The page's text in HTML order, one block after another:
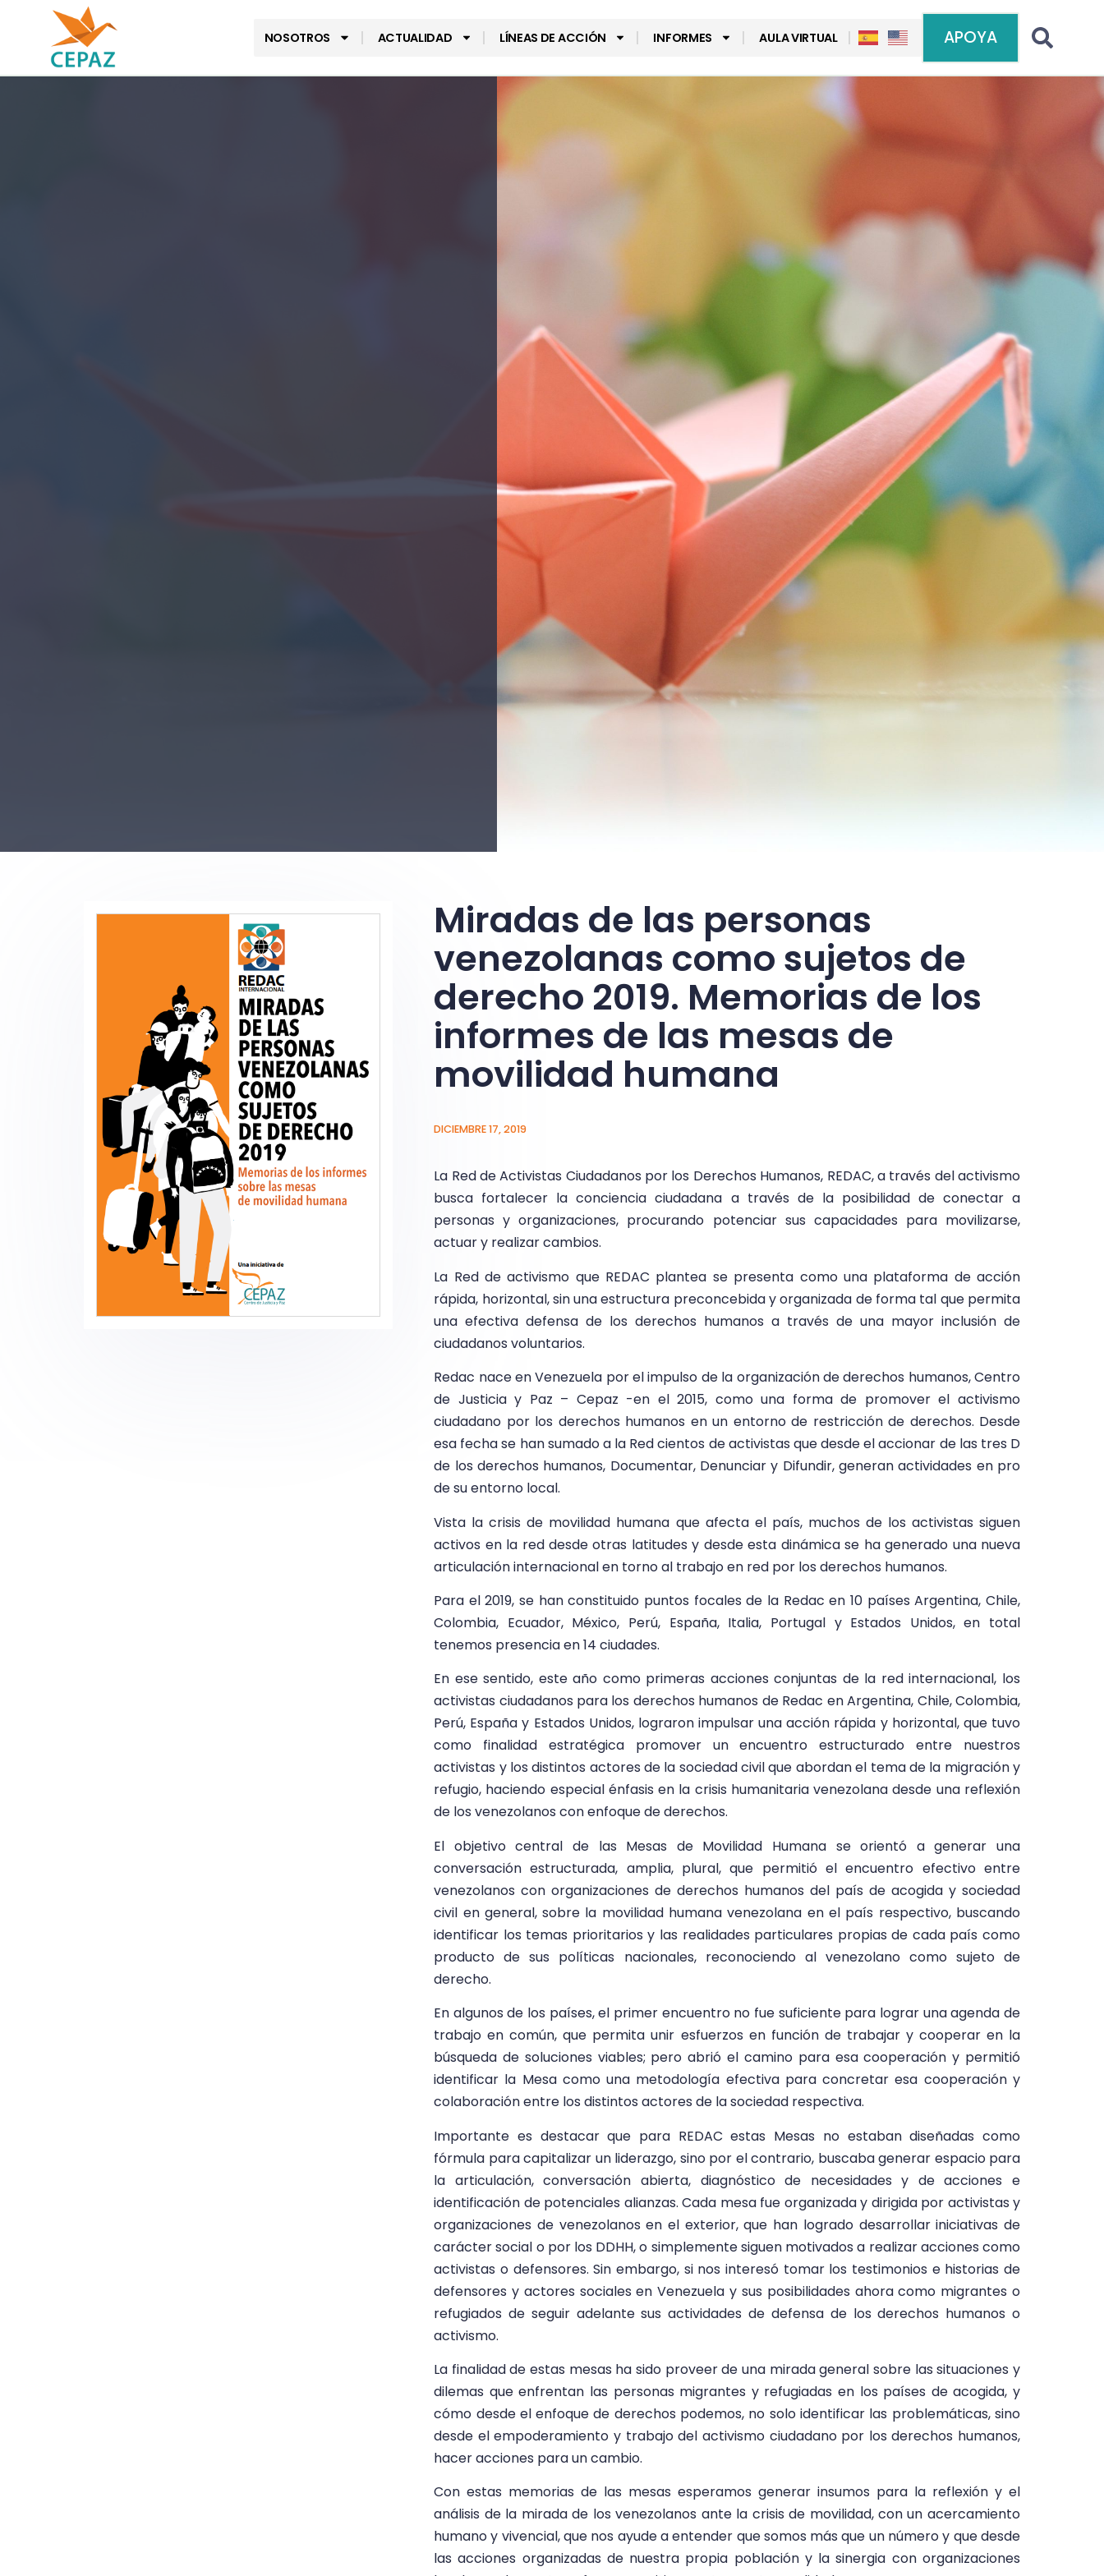
NOSOTROS ACTUALIDAD LÍNEAS DE ACCIÓN INFORMES AULA VIRTUAL APOYA
Miradas de las personas
venezolanas como sujetos de
derecho 2019. Memorias de los
informes de las mesas de
movilidad humana
DICIEMBRE 17, 2019
La Red de Activistas Ciudadanos por los Derechos Humanos, REDAC, a través del activismo
busca fortalecer la conciencia ciudadana a través de la posibilidad de conectar a
personas y organizaciones, procurando potenciar sus capacidades para movilizarse,
actuar y realizar cambios.
La Red de activismo que REDAC plantea se presenta como una plataforma de acción
rápida, horizontal, sin una estructura preconcebida y organizada de forma tal que permita
una efectiva defensa de los derechos humanos a través de una mayor inclusión de
ciudadanos voluntarios.
Redac nace en Venezuela por el impulso de la organización de derechos humanos, Centro
de Justicia y Paz – Cepaz -en el 2015, como una forma de promover el activismo
ciudadano por los derechos humanos en un entorno de restricción de derechos. Desde
esa fecha se han sumado a la Red cientos de activistas que desde el accionar de las tres D
de los derechos humanos, Documentar, Denunciar y Difundir, generan actividades en pro
de su entorno local.
Vista la crisis de movilidad humana que afecta el país, muchos de los activistas siguen
activos en la red desde otras latitudes y desde esta dinámica se ha generado una nueva
articulación internacional en torno al trabajo en red por los derechos humanos.
Para el 2019, se han constituido puntos focales de la Redac en 10 países Argentina, Chile,
Colombia, Ecuador, México, Perú, España, Italia, Portugal y Estados Unidos, en total
tenemos presencia en 14 ciudades.
En ese sentido, este año como primeras acciones conjuntas de la red internacional, los
activistas ciudadanos para los derechos humanos de Redac en Argentina, Chile, Colombia,
Perú, España y Estados Unidos, lograron impulsar una acción rápida y horizontal, que tuvo
como finalidad estratégica promover un encuentro estructurado entre nuestros
activistas y los distintos actores de la sociedad civil que abordan el tema de la migración y
refugio, haciendo especial énfasis en la crisis humanitaria venezolana desde una reflexión
de los venezolanos con enfoque de derechos.
El objetivo central de las Mesas de Movilidad Humana se orientó a generar una
conversación estructurada, amplia, plural, que permitió el encuentro efectivo entre
venezolanos con organizaciones de derechos humanos del país de acogida y sociedad
civil en general, sobre la movilidad humana venezolana en el país respectivo, buscando
identificar los temas prioritarios y las realidades particulares propias de cada país como
producto de sus políticas nacionales, reconociendo al venezolano como sujeto de
derecho.
En algunos de los países, el primer encuentro no fue suficiente para lograr una agenda de
trabajo en común, que permita unir esfuerzos en función de trabajar y cooperar en la
búsqueda de soluciones viables; pero abrió el camino para esa cooperación y permitió
identificar la Mesa como una metodología efectiva para concretar esa cooperación y
colaboración entre los distintos actores de la sociedad respectiva.
Importante es destacar que para REDAC estas Mesas no estaban diseñadas como
fórmula para capitalizar un liderazgo, sino por el contrario, buscaba generar espacio para
la articulación, conversación abierta, diagnóstico de necesidades y de acciones e
identificación de potenciales alianzas. Cada mesa fue organizada y dirigida por activistas y
organizaciones de venezolanos en el exterior, que han logrado desarrollar iniciativas de
carácter social o por los DDHH, o simplemente siguen motivados a realizar acciones como
activistas o defensores. Sin embargo, si nos interesó tomar los testimonios e historias de
defensores y actores sociales en Venezuela y sus posibilidades ahora como migrantes o
refugiados de seguir adelante sus actividades de defensa de los derechos humanos o
activismo.
La finalidad de estas mesas ha sido proveer de una mirada general sobre las situaciones y
dilemas que enfrentan las personas migrantes y refugiadas en los países de acogida, y
cómo desde el enfoque de derechos podemos, no solo identificar las problemáticas, sino
desde el empoderamiento y trabajo del activismo ciudadano por los derechos humanos,
hacer acciones para un cambio.
Con estas memorias de las mesas esperamos generar insumos para la reflexión y el
análisis de la mirada de los venezolanos ante la crisis de movilidad, con un acercamiento
humano y vivencial, que nos ayude a entender que somos más que un número y que desde
las acciones organizadas de nuestra propia población y la sinergia con organizaciones